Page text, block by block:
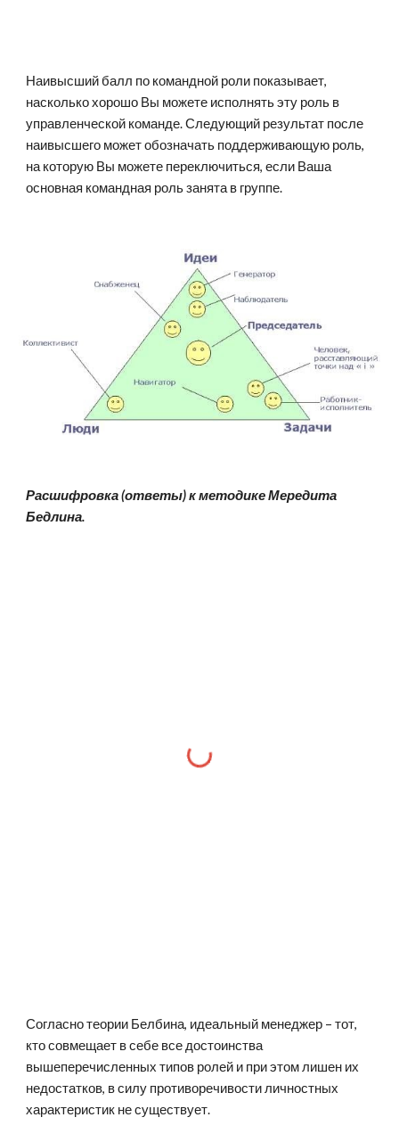
Наивысший балл по командной роли показывает,
насколько хорошо Вы можете исполнять эту роль в
управленческой команде. Следующий результат после
наивысшего может обозначать поддерживающую роль,
на которую Вы можете переключиться, если Ваша
основная командная роль занята в группе.
Расшифровка (ответы) к методике Мередита
Бедлина.
Согласно теории Белбина, идеальный менеджер – тот,
кто совмещает в себе все достоинства
вышеперечисленных типов ролей и при этом лишен их
недостатков, в силу противоречивости личностных
характеристик не существует.